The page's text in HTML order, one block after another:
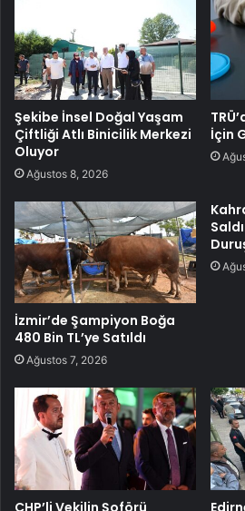
Şekibe İnsel Doğal Yaşam
Çiftliği Atlı Binicilik Merkezi
Oluyor
Ağustos 8, 2026
İçin
İzmir’de Şampiyon Boğa
480 Bin TL’ye Satıldı
Ağustos 7, 2026